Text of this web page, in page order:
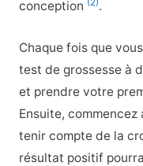
conception (2).
Chaque fois que
test de grossesse à
et prendre votre
Ensuite,
tenir compte de la
résultat positif